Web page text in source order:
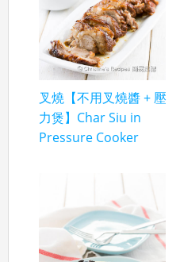
叉燒【不用叉燒醬 + 壓
力煲】Char Siu in
Pressure Cooker